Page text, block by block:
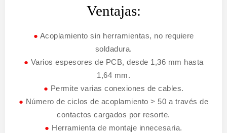
Ventajas:
● Acoplamiento sin herramientas, no requiere
soldadura.
● Varios espesores de PCB, desde 1,36 mm hasta
1,64 mm.
● Permite varias conexiones de cables.
● Número de ciclos de acoplamiento > 50 a través de
contactos cargados por resorte.
● Herramienta de montaje innecesaria.